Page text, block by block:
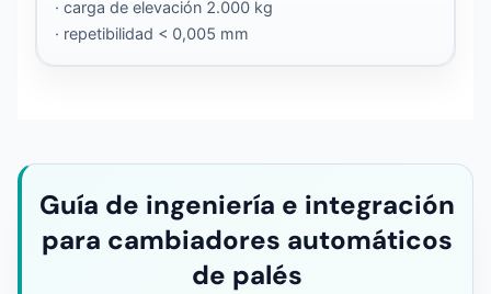
· carga de elevación 2.000 kg
· repetibilidad < 0,005 mm
Guía de ingeniería e integración
para cambiadores automáticos
de palés